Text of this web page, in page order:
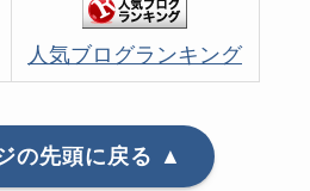
人気ブログランキング
の先頭に戻る ▲